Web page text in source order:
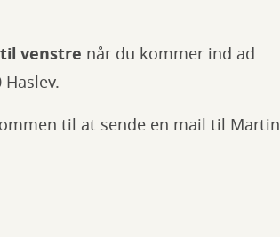
venstre når du kommer ind ad
til at sende en mail til Martin